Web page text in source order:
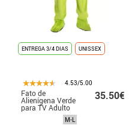
ENTREGA 3/4 DIAS UNISSEX
4.53/5.00
Fato de
Alienígena Verde
para TV Adulto
35.50€
M-L